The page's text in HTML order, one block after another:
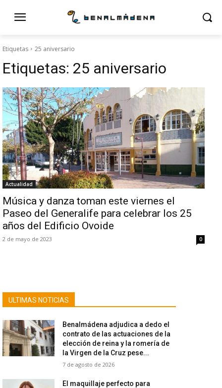
Etiquetas 25 aniversario
Etiquetas: 25 aniversario
Actualidad
Música y danza toman este viernes el
Paseo del Generalife para celebrar los 25
años del Edificio Ovoide
2 de mayo de 2023 0
ULTIMAS NOTICIAS
Benalmádena adjudica a dedo el
contrato de las actuaciones de la
elección de reina y la romería de
la Virgen de la Cruz pese...
7 de agosto de 2026
El maquillaje perfecto para